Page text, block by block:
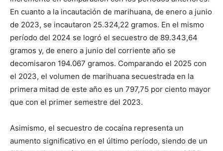
En cuanto a la incautación de marihuana, de enero a junio
de 2023, se incautaron 25.324,22 gramos. En el mismo
período del 2024 se logró el secuestro de 89.343,64
gramos y, de enero a junio del corriente año se
decomisaron 194.067 gramos. Comparando el 2025 con
el 2023, el volumen de marihuana secuestrada en la
primera mitad de este año es un 797,75 por ciento mayor
que con el primer semestre del 2023.
Asimismo, el secuestro de cocaína representa un
aumento significativo en el último período, siendo de un